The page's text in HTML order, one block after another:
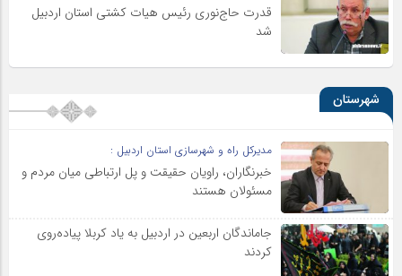
قدرت حاج‌نوری رئیس هیات کشتی استان اردبیل
شد
شهرستان
مدیرکل راه و شهرسازی استان اردبیل :
خبرنگاران، راویان حقیقت و پل ارتباطی میان مردم و
مسئولان هستند
جاماندگان اربعین در اردبیل به یاد کربلا پیاده‌روی
کردند